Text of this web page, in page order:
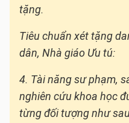
tặng.
Tiêu chuẩn xét tặng
dân, Nhà giáo Ưu tú:
4. Tài năng sư phạm,
nghiên cứu khoa học
từng đối tượng như